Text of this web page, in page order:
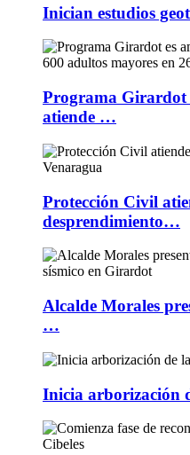
Inician estudios
Programa Girardot
atiende …
Protección Civil
desprendimiento…
Alcalde Morales
…
Inicia arborización